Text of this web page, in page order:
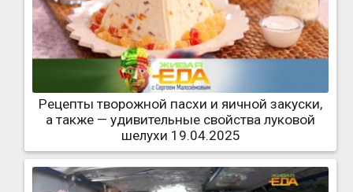
Рецепты творожной пасхи и яичной закуски,
а также — удивительные свойства луковой
шелухи 19.04.2025